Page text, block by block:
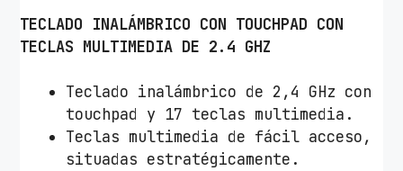
T
V
TECLADO INALÁMBRICO CON TOUCHPAD CON
TECLAS MULTIMEDIA DE 2.4 GHZ
Teclado inalámbrico de 2,4 GHz con
touchpad y 17 teclas multimedia.
Teclas multimedia de fácil acceso,
situadas estratégicamente.